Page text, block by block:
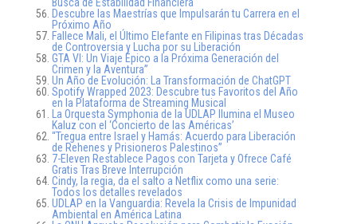
Descubre las Maestrías que Impulsarán tu Carrera en el
Próximo Año
Fallece Mali, el Último Elefante en Filipinas tras Décadas
de Controversia y Lucha por su Liberación
GTA VI: Un Viaje Épico a la Próxima Generación del
Crimen y la Aventura”
Un Año de Evolución: La Transformación de ChatGPT
Spotify Wrapped 2023: Descubre tus Favoritos del Año
en la Plataforma de Streaming Musical
La Orquesta Symphonia de la UDLAP Ilumina el Museo
Kaluz con el ‘Concierto de las Américas’
“Tregua entre Israel y Hamás: Acuerdo para Liberación
de Rehenes y Prisioneros Palestinos”
7-Eleven Restablece Pagos con Tarjeta y Ofrece Café
Gratis Tras Breve Interrupción
Cindy, la regia, da el salto a Netflix como una serie:
Todos los detalles revelados
UDLAP en la Vanguardia: Revela la Crisis de Impunidad
Ambiental en América Latina